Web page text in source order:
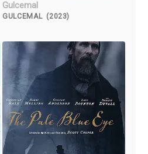
Gulcemal
GULCEMAL (2023)